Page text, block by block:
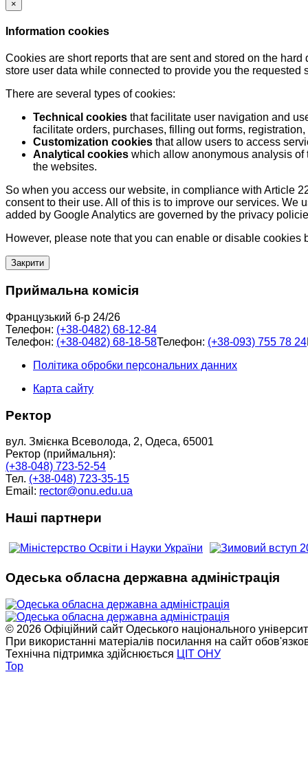
×
Information cookies
Cookies are short reports that are sent and stored on the
store user data while connected to provide you the
There are several types of cookies:
Technical cookies that facilitate user navigation and
facilitate orders, purchases, filling out forms,
Customization cookies that allow users to access
Analytical cookies which allow anonymous analysis
the websites.
So when you access our website, in compliance with Article
consent to their use. All of this is to improve our services.
added by Google Analytics are governed by the privacy
However, please note that you can enable or disable cookies
Закрити
Приймальна комісія
Французький б-р 24/26
Телефон: (+38-0482) 68-12-84
Телефон: (+38-0482) 68-18-58Телефон: (+38-093) 755 78 24
Політика обробки персональних данних
Карта сайту
Ректор
вул. Змієнка Всеволода, 2, Одеса, 65001
Ректор (приймальня):
(+38-048) 723-52-54
Тел. (+38-048) 723-35-15
Email: rector@onu.edu.ua
Наші партнери
Одеська обласна державна адміністрація
© 2026 Офіційний сайт Одеського національного
При використанні матеріалів посилання на сайт
Технічна підтримка здійснюється ЦІТ ОНУ
Top